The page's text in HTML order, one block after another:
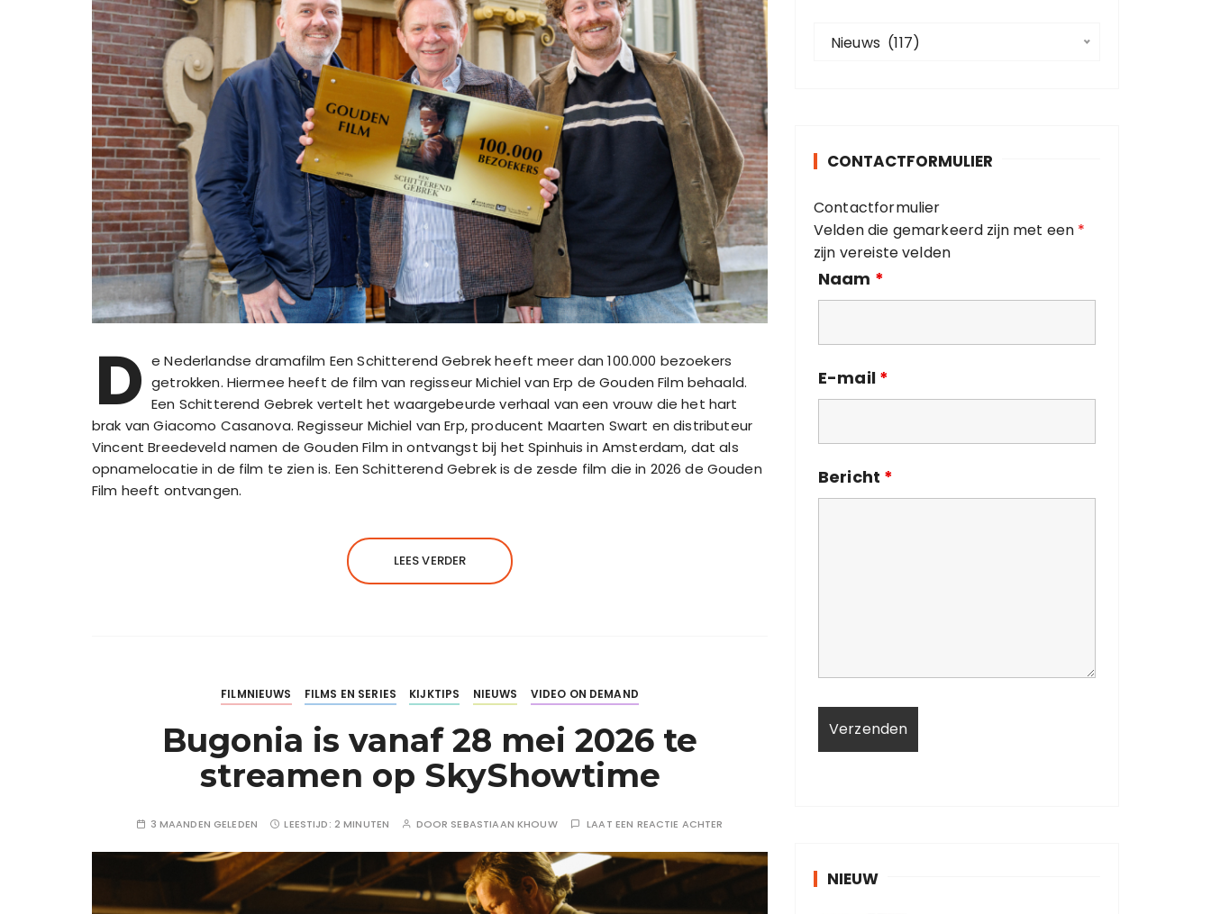
D e Nederlandse dramafilm Een Schitterend Gebrek heeft meer dan 100.000 bezoekers
getrokken. Hiermee heeft de film van regisseur Michiel van Erp de Gouden Film behaald.
Een Schitterend Gebrek vertelt het waargebeurde verhaal van een vrouw die het hart
brak van Giacomo Casanova. Regisseur Michiel van Erp, producent Maarten Swart en distributeur
Vincent Breedeveld namen de Gouden Film in ontvangst bij het Spinhuis in Amsterdam, dat als
opnamelocatie in de film te zien is. Een Schitterend Gebrek is de zesde film die in 2026 de Gouden
Film heeft ontvangen.
LEES VERDER
FILMNIEUWS FILMS EN SERIES KIJKTIPS NIEUWS VIDEO ON DEMAND
Bugonia is vanaf 28 mei 2026 te
streamen op SkyShowtime
3 MAANDEN GELEDEN LEESTIJD: 2 MINUTEN DOOR SEBASTIAAN KHOUW LAAT EEN REACTIE ACHTER
r
e
ë
n
Nieuws  (117)
CONTACTFORMULIER
Contactformulier
Velden die gemarkeerd zijn met een *
zijn vereiste velden
Naam *
E-mail *
Bericht *
NIEUW